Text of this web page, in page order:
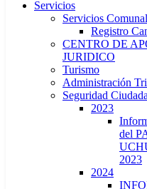
Servicios
Servicios
Registro
CENTRO DE
JURIDICO
Turismo
Administración
Seguridad
2023
del
2023
2024